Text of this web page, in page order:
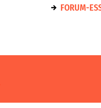
FORUM-